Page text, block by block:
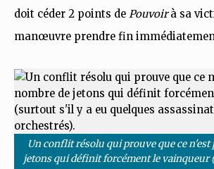
doit céder 2 points de Pouvoirà sa
manœuvre prendre fin
Un conflit résolu qui prouve que ce n'est
jetons qui définit forcément le vainqueur